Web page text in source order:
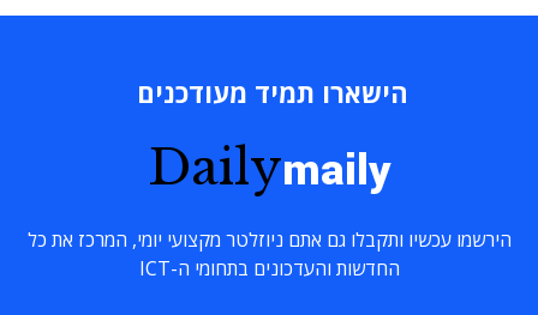
הישארו תמיד מעודכנים
Dailymaily
הירשמו עכשיו ותקבלו גם אתם ניוזלטר מקצועי יומי, המרכז את כל
החדשות והעדכונים בתחומי ה-ICT